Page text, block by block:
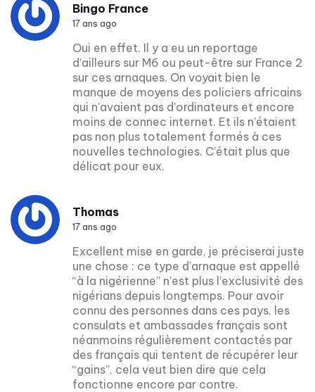
Bingo France
17 ans ago
Oui en effet. Il y a eu un reportage
d’ailleurs sur M6 ou peut-être sur France 2
sur ces arnaques. On voyait bien le
manque de moyens des policiers africains
qui n’avaient pas d’ordinateurs et encore
moins de connec internet. Et ils n’étaient
pas non plus totalement formés à ces
nouvelles technologies. C’était plus que
délicat pour eux.
Thomas
17 ans ago
Excellent mise en garde, je préciserai juste
une chose : ce type d’arnaque est appellé
“à la nigérienne” n’est plus l’exclusivité des
nigérians depuis longtemps. Pour avoir
connu des personnes dans ces pays, les
consulats et ambassades français sont
néanmoins régulièrement contactés par
des français qui tentent de récupérer leur
“gains”, cela veut bien dire que cela
fonctionne encore par contre.